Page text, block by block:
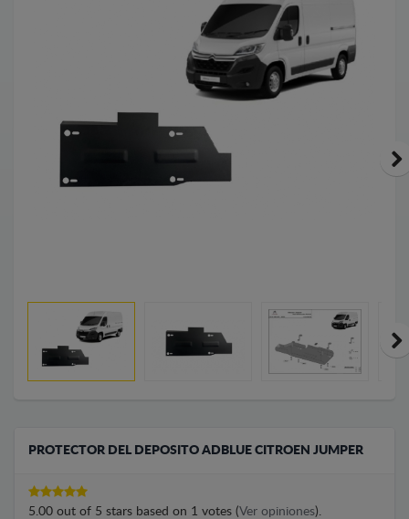
PROTECTOR DEL DEPOSITO ADBLUE CITROEN JUMPER
5.00 out of 5 stars based on 1 votes (Ver opiniones).